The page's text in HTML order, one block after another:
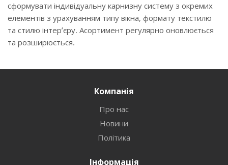
сформувати індивідуальну карнизну систему з окремих
елементів з урахуванням типу вікна, формату текстилю
та стилю інтер’єру. Асортимент регулярно оновлюється
та розширюється.
Компанія
Про нас
Новини
Політика
Інформація